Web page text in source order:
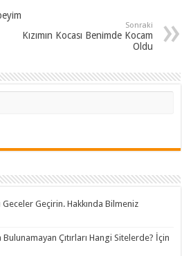
Sonraki
Kızımın Kocası Benimde Kocam
Oldu
Geçirin. Hakkında Bilmeniz
Çıtırları Hangi Sitelerde? İçin